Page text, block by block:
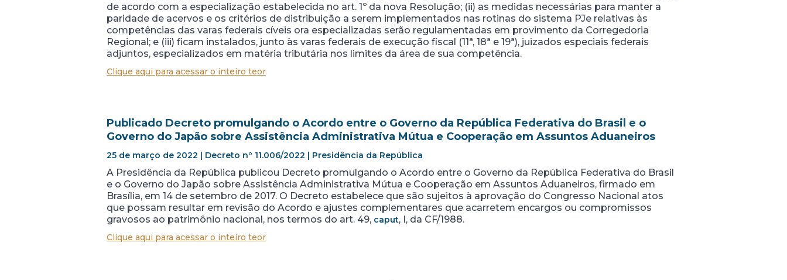
de acordo com a especialização estabelecida no art. 1º da nova Resolução; (ii) as medidas necessárias para manter a
paridade de acervos e os critérios de distribuição a serem implementados nas rotinas do sistema PJe relativas às
competências das varas federais cíveis ora especializadas serão regulamentadas em provimento da Corregedoria
Regional; e (iii) ficam instalados, junto às varas federais de execução fiscal (11ª, 18ª e 19ª), juizados especiais federais
adjuntos, especializados em matéria tributária nos limites da área de sua competência.
Clique aqui para acessar o inteiro teor
Publicado Decreto promulgando o Acordo entre o Governo da República Federativa do Brasil e o
Governo do Japão sobre Assistência Administrativa Mútua e Cooperação em Assuntos Aduaneiros
25 de março de 2022 | Decreto nº 11.006/2022 | Presidência da República
A Presidência da República publicou Decreto promulgando o Acordo entre o Governo da República Federativa do Brasil
e o Governo do Japão sobre Assistência Administrativa Mútua e Cooperação em Assuntos Aduaneiros, firmado em
Brasília, em 14 de setembro de 2017. O Decreto estabelece que são sujeitos à aprovação do Congresso Nacional atos
que possam resultar em revisão do Acordo e ajustes complementares que acarretem encargos ou compromissos
gravosos ao patrimônio nacional, nos termos do art. 49, caput, I, da CF/1988.
Clique aqui para acessar o inteiro teor